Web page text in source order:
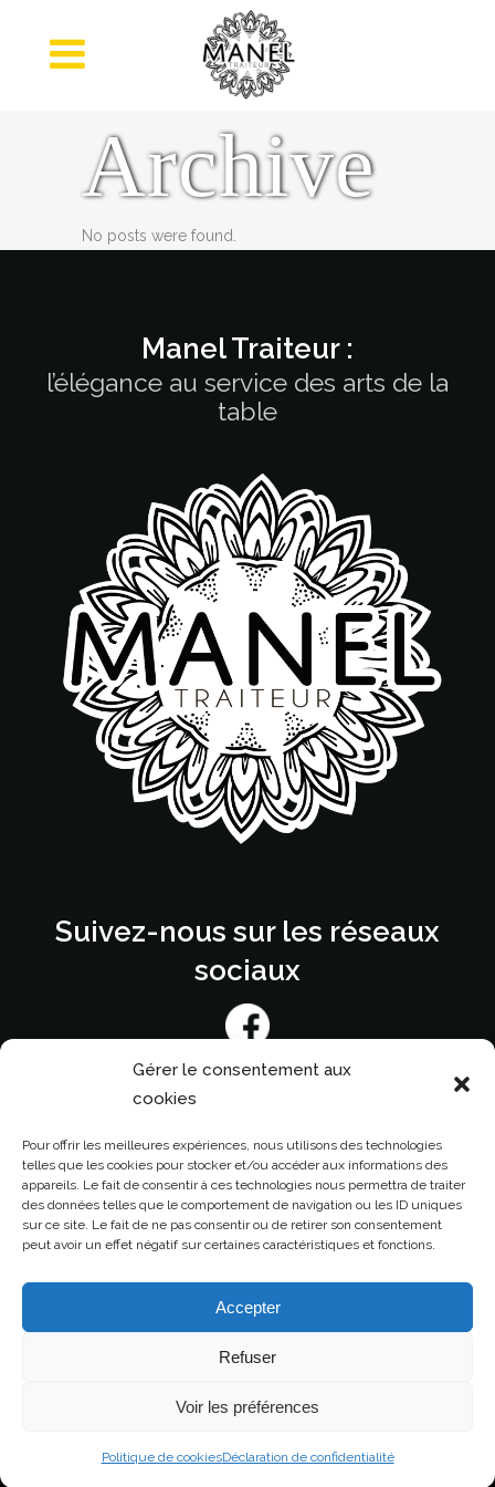
Gérer le consentement aux
cookies
Pour offrir les meilleures expériences, nous utilisons des technologies
telles que les cookies pour stocker et/ou accéder aux informations des
appareils. Le fait de consentir à ces technologies nous permettra de traiter
des données telles que le comportement de navigation ou les ID uniques
sur ce site. Le fait de ne pas consentir ou de retirer son consentement
peut avoir un effet négatif sur certaines caractéristiques et fonctions.
Accepter
Refuser
Voir les préférences
Politique de cookiesDéclaration de confidentialité
Archive
No posts were found.
Manel Traiteur :
l’élégance au service des arts de la
table
Suivez-nous sur les réseaux
sociaux
Pour nous contacter
contact@maneltraiteur.com
© 2022 MANEL TRAITEUR -